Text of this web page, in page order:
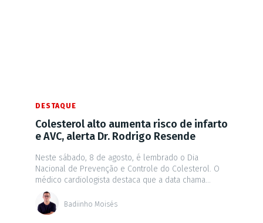
DESTAQUE
Colesterol alto aumenta risco de infarto
e AVC, alerta Dr. Rodrigo Resende
Neste sábado, 8 de agosto, é lembrado o Dia
Nacional de Prevenção e Controle do Colesterol. O
médico cardiologista destaca que a data chama...
Badiinho Moisés